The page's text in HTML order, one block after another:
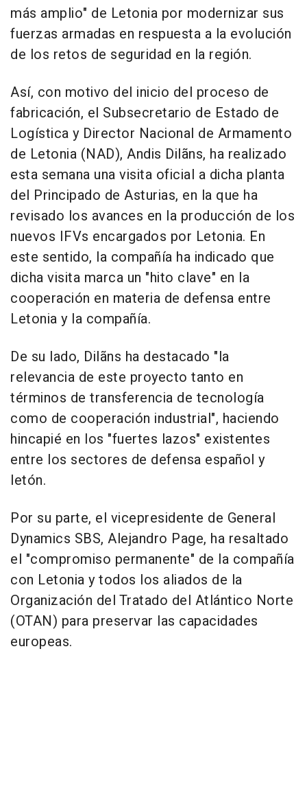
más amplio" de Letonia por modernizar sus
fuerzas armadas en respuesta a la evolución
de los retos de seguridad en la región.
Así, con motivo del inicio del proceso de
fabricación, el Subsecretario de Estado de
Logística y Director Nacional de Armamento
de Letonia (NAD), Andis Dilãns, ha realizado
esta semana una visita oficial a dicha planta
del Principado de Asturias, en la que ha
revisado los avances en la producción de los
nuevos IFVs encargados por Letonia. En
este sentido, la compañía ha indicado que
dicha visita marca un "hito clave" en la
cooperación en materia de defensa entre
Letonia y la compañía.
De su lado, Dilãns ha destacado "la
relevancia de este proyecto tanto en
términos de transferencia de tecnología
como de cooperación industrial", haciendo
hincapié en los "fuertes lazos" existentes
entre los sectores de defensa español y
letón.
Por su parte, el vicepresidente de General
Dynamics SBS, Alejandro Page, ha resaltado
el "compromiso permanente" de la compañía
con Letonia y todos los aliados de la
Organización del Tratado del Atlántico Norte
(OTAN) para preservar las capacidades
europeas.